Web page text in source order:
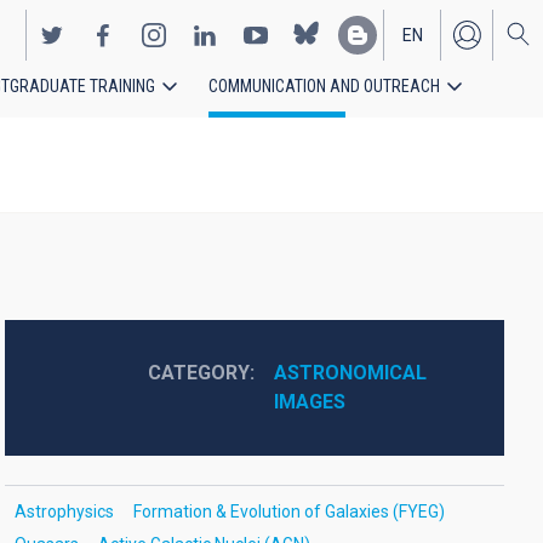
EN
ES
TRAINING COMMUNICATION AND OUTREACH
CATEGORY
ASTRONOMICAL
IMAGES
Astrophysics
Formation & Evolution of Galaxies (FYEG)